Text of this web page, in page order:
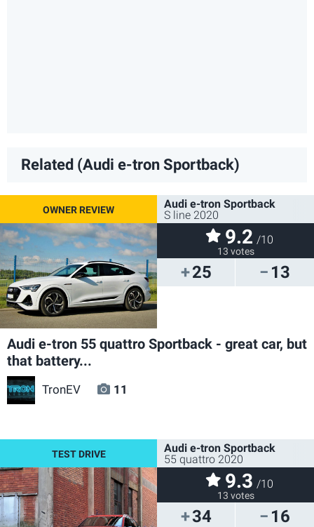
Related (Audi e-tron Sportback)
25 13
Audi e-tron Sportback
S line 2020
9.2 /10
13 votes
Audi e-tron 55 quattro Sportback - great car, but
that battery...
TronEV 11
34 16
Audi e-tron Sportback
55 quattro 2020
9.3 /10
13 votes